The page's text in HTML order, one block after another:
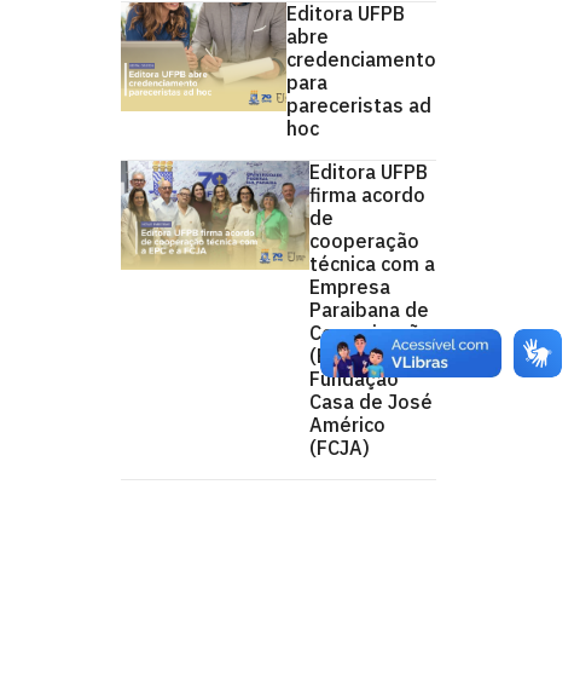
Editora UFPB
abre
credenciamento
para
pareceristas ad
hoc
Editora UFPB
firma acordo
de
cooperação
técnica com a
Empresa
Paraibana de
Comunicação
(EPC) e a
Fundação
Casa de José
Américo
(FCJA)